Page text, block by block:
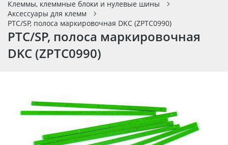
Клеммы, клеммные блоки и нулевые шины
Аксессуары для клемм
PTC/SP, полоса маркировочная DKC (ZPTC0990)
PTC/SP, полоса маркировочная
DKC (ZPTC0990)